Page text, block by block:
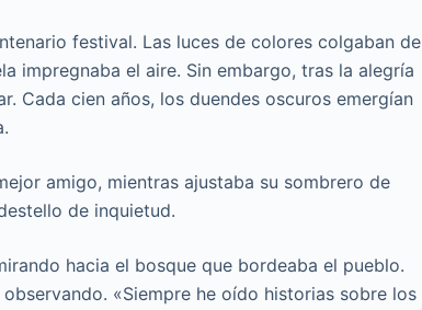
festival. Las luces de colores colgaban de
impregnaba el aire. Sin embargo, tras la alegría
Cada cien años, los duendes oscuros emergían
amigo, mientras ajustaba su sombrero de
de inquietud.
hacia el bosque que bordeaba el pueblo.
«Siempre he oído historias sobre los